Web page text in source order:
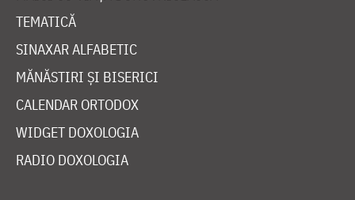
TEMATICĂ
SINAXAR ALFABETIC
MĂNĂSTIRI ȘI BISERICI
CALENDAR ORTODOX
WIDGET DOXOLOGIA
RADIO DOXOLOGIA